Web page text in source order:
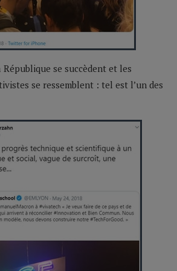
se succèdent et les
se ressemblent : tel est l’un des